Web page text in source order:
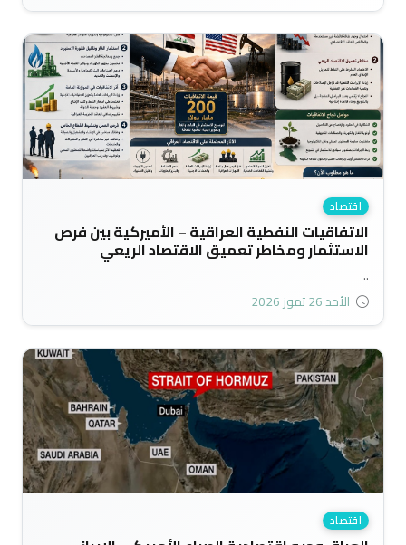
اقتصاد
الاتفاقيات النفطية العراقية – الأميركية بين فرص
الاستثمار ومخاطر تعميق الاقتصاد الريعي
..
الأحد 26 تموز 2026
اقتصاد